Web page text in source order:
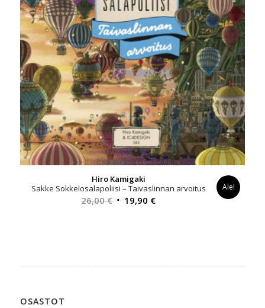
Hiro Kamigaki
Sakke Sokkelosalapoliisi – Taivaslinnan arvoitus
26,00€ Alkuperäinen
19,90 €Nykyinen
Ale!
OSASTOT